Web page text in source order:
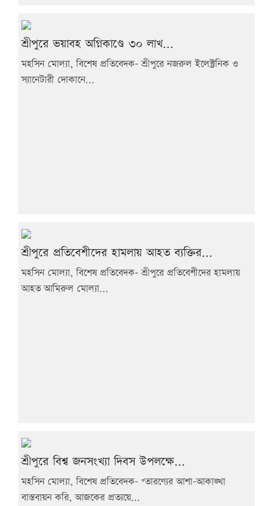
শ্রীপুরে ভয়াবহ অগ্নিকাণ্ডে ৩০ লাখ...
মহসিন মোল্যা, বিশেষ প্রতিবেদক- শ্রীপুরে নজরুল ইলেক্ট্রনিক ও
স্যানেটারী দোকানে...
শ্রীপুরে প্রতিবেশীদের হামলায় আহত ব্যক্তির...
মহসিন মোল্যা, বিশেষ প্রতিবেদক- শ্রীপুরে প্রতিবেশীদের হামলায়
আহত আমিরুল মোল্যা...
শ্রীপুরে বিশ্ব জনসংখ্যা দিবস উপলক্ষে...
মহসিন মোল্যা, বিশেষ প্রতিবেদক- "তারণ্যের আশা-আকাঙ্খা
বাস্তবায়ন করি, আজকের প্রত্যয়ে...